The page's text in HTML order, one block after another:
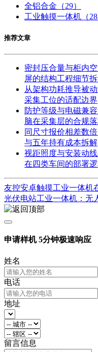
全铝合金 （29）
工业触摸一体机 （28
推荐文章
密封压合量与柜内
屏的结构工程细节
从架构功耗推导被
采集工位的适配边界
防护等级与电磁兼
脑在采集层的合规
同尺寸报价相差数
与五年持有成本拆解
视距照度与安装动
在四类车间的部署
友控安卓触摸工业一体机
光伏电站工业一体机：无
申请样机5分钟极速响应
姓名
电话
地址
留言信息